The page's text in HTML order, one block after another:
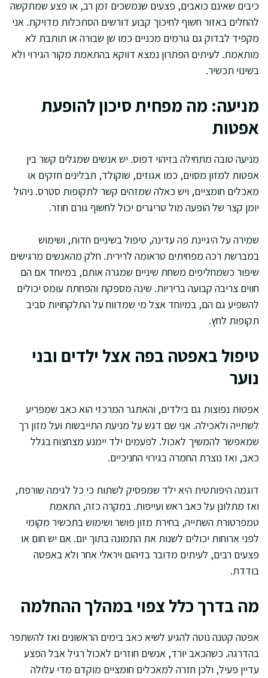
כיבים שאינם כואבים, פצעים שנמשכים זמן רב, או פצע שמתקשה
להחלים באזור חשוף לחיכוך קבוע דורשים הסתכלות מדויקת. אני
מקפיד לבדוק גם גורמים מכניים כמו שן שבורה או תותבת לא
מותאמת. לעיתים הפתרון נמצא דווקא בהתאמת מקור הגירוי ולא
בשינוי תכשיר.
מניעה: מה מפחית סיכון להופעת
אפטות
מניעה טובה מתחילה בזיהוי דפוס. יש אנשים שמגלים קשר בין
אפטות למזון מסוים, כמו אגוזים, שוקולד, תבלינים חזקים או
מאכלים חומציים, ויש כאלה שמזהים קשר לתקופות סטרס. ניהול
יומן קצר של הופעה מול טריגרים יכול לחשוף גורם חוזר.
שמירה על היגיינת פה עדינה, טיפול בשיניים חדות, ושימוש
במברשת רכה מפחיתים טראומה לרירית. חלק מהאנשים מרגישים
שיפור כשמחליפים משחת שיניים שמגרה אותם, במיוחד אם הם
חווים צריבה קבועה בריריות. שינה מספקת והפחתת עומס יכולים
להשפיע גם הם, במיוחד אצל מי שמדווח על התלקחויות סביב
תקופות לחץ.
טיפול באפטה בפה אצל ילדים ובני
נוער
אפטות נפוצות גם בילדים, והאתגר המרכזי הוא כאב שמפריע
לשתייה ולאכילה. אני שם דגש על מניעת התייבשות ועל מזון רך
שמאפשר להמשיך לאכול. לפעמים ילד יימנע מצחצוח בגלל
כאב, ואז נוצרת החמרה בגירוי החניכיים.
דוגמה היפותטית היא ילד שמפסיק לשתות כי כל לגימה שורפת,
ואז מתלונן על כאב ראש ועייפות. במקרה כזה, התאמת
טמפרטורת השתייה, בחירת מזון פושר ושימוש בתכשיר מקומי
לפני ארוחות יכולים לשנות את התמונה בתוך יום. אם יש חום או
פצעים רבים, לעיתים מדובר בזיהום ויראלי אחר ולא באפטה
בודדת.
מה בדרך כלל צפוי במהלך ההחלמה
אפטה קטנה נוטה להגיע לשיא כאב בימים הראשונים ואז להשתפר
בהדרגה. כשהכאב יורד, אנשים חוזרים לאכול רגיל אבל הפצע
עדיין פעיל, ולכן חזרה למאכלים חומציים מוקדם מדי עלולה